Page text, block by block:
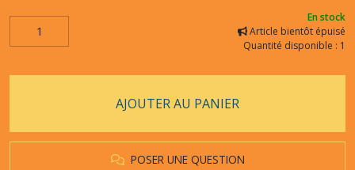
En stock
Article bientôt épuisé
Quantité disponible : 1
AJOUTER AU PANIER
POSER UNE QUESTION